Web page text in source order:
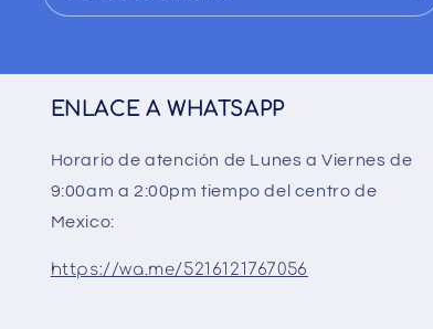
ENLACE A WHATSAPP
Horario de atención de Lunes a Viernes de
9:00am a 2:00pm tiempo del centro de
Mexico:
https://wa.me/5216121767056